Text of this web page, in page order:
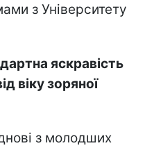
з Університету
яскравість
віку зоряної
з молодших